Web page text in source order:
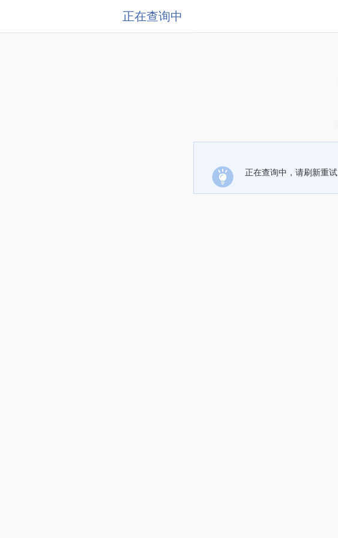
正在查询中
正在查询中，请刷新重试